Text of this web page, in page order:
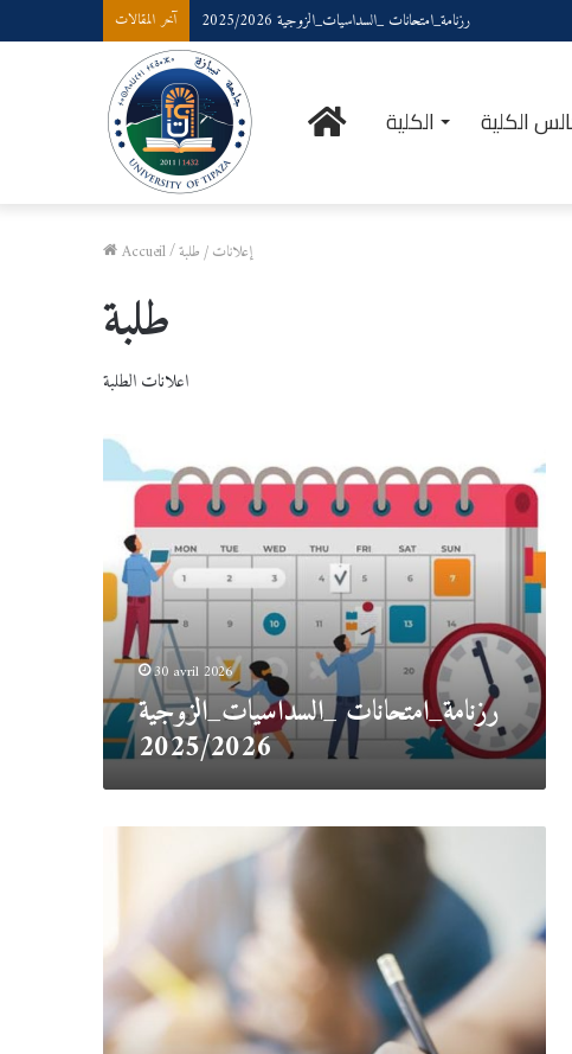
آخر المقالات رزنامة_امتحانات _السداسيات_الزوجية 2025/2026
الرئيسيةالكلية الكلية
Accueil/ إعلانات/طلبة
طلبة
اعلانات الطلبة
رزنامة_امتحانات
_السداسيات_الزوجية
2025/2026
30 avril 2026
رزنامة_امتحانات _السداسيات_الزوجية
2025/2026